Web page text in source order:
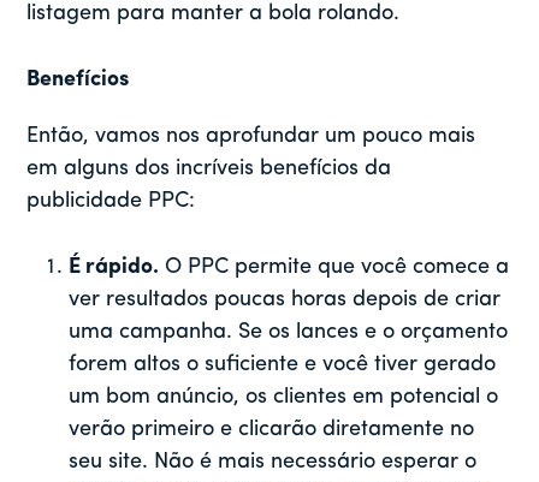
listagem para manter a bola rolando.
Benefícios
Então, vamos nos aprofundar um pouco mais
em alguns dos incríveis benefícios da
publicidade PPC:
É rápido. O PPC permite que você comece a
ver resultados poucas horas depois de criar
uma campanha. Se os lances e o orçamento
forem altos o suficiente e você tiver gerado
um bom anúncio, os clientes em potencial o
verão primeiro e clicarão diretamente no
seu site. Não é mais necessário esperar o